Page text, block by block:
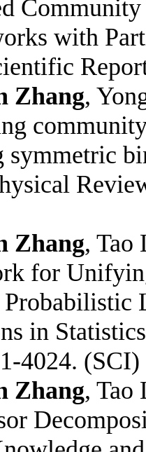
with
Zhang,
symmetric
Zhang, Tao
for
in
4024. (SCI)
Zhang, Tao